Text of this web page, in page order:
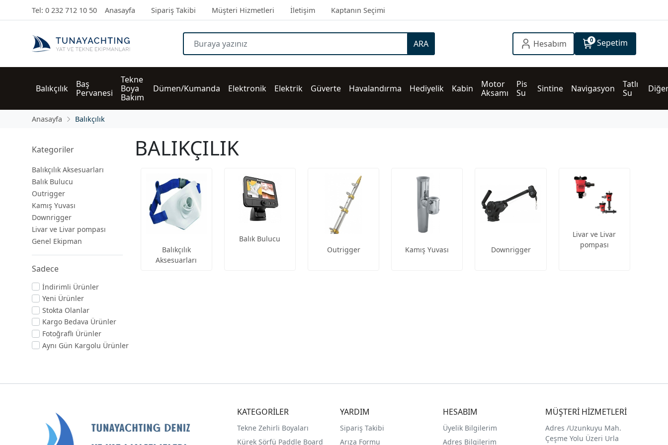
Tel: 0 232 712 10 50 Anasayfa Sipariş Takibi Müşteri Hizmetleri İletişim Kaptanın Seçimi
ARA Hesabım 0 Sepetim
Balıkçılık
Baş
Pervanesi
Tekne
Boya
Bakım
Dümen/Kumanda Elektronik Elektrik Güverte Havalandırma Hediyelik Kabin
Motor
Aksamı
Pis
Su
Sintine Navigasyon
Tatlı
Su
Anasayfa Balıkçılık
Kategoriler
Balıkçılık Aksesuarları
Balık Bulucu
Outrigger
Kamış Yuvası
Downrigger
Livar ve Livar pompası
Genel Ekipman
Sadece
İndirimli Ürünler
Yeni Ürünler
Stokta Olanlar
Kargo Bedava Ürünler
Fotoğraflı Ürünler
Aynı Gün Kargolu Ürünler
BALIKÇILIK
Balıkçılık
Aksesuarları
Balık Bulucu
Outrigger
Kamış Yuvası Downrigger
Livar ve Livar
pompası
KATEGORİLER
Tekne Zehirli Boyaları
Kürek Sörfü Paddle Board
YARDIM
Sipariş Takibi
Arıza Formu
HESABIM
Üyelik Bilgilerim
Adres Bilgilerim
MÜŞTERİ HİZMETLERİ
Adres /Uzunkuyu Mah.
Çeşme Yolu Üzeri Urla